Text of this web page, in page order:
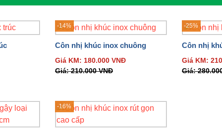
vì lịch sử những cây côn nhị khúc đầu tiên là được làm từ
-14%
Côn nhị khúc inox chuông
Giá KM: 180.000 VNĐ
Giá:210.000VNĐ
-25%
Côn nhị
Giá KM:
Giá:
-16%